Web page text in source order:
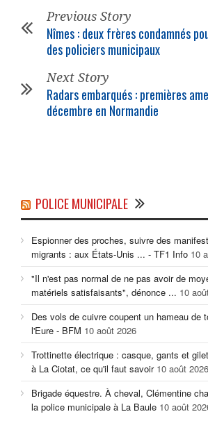
Previous Story
Nîmes : deux frères condamnés
des policiers municipaux
Next Story
Radars embarqués : premières
décembre en Normandie
POLICE MUNICIPALE
Espionner des proches, suivre des
migrants : aux États-Unis ... - TF1 Info 10
"Il n'est pas normal de ne pas avoir de
matériels satisfaisants", dénonce ... 10
Des vols de cuivre coupent un hameau de
l'Eure - BFM 10 août 2026
Trottinette électrique : casque, gants et
à La Ciotat, ce qu'il faut savoir 10 août 2026
Brigade équestre. À cheval, Clémentine
la police municipale à La Baule 10 août